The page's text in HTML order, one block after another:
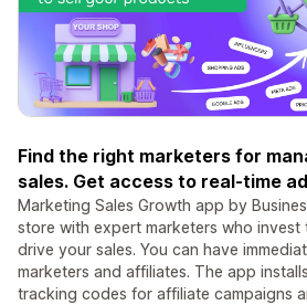
Find the right marketers for
sales. Get access to real-time
Marketing Sales Growth app by
store with expert marketers who
drive your sales. You can have
marketers and affiliates. The app
tracking codes for affiliate campaigns